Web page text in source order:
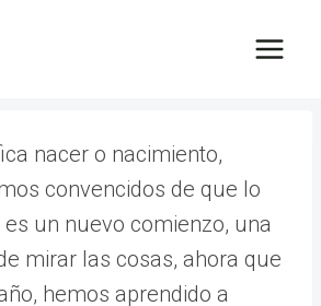
nacer o nacimiento,
convencidos de que lo
un nuevo comienzo, una
mirar las cosas, ahora que
hemos aprendido a